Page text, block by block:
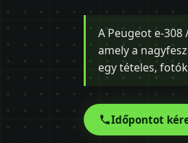
A Peugeot e-
amely a
egy tételes,
Időpontot